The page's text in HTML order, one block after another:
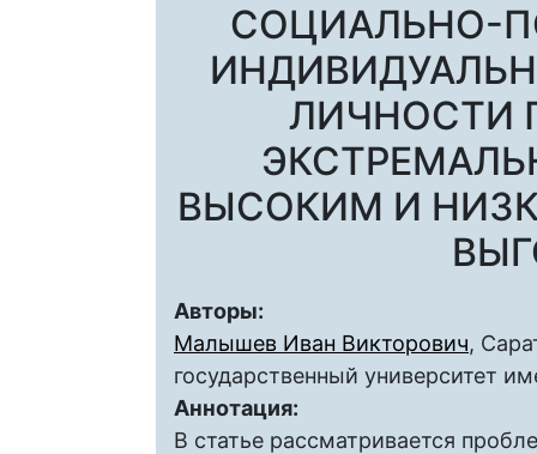
СОЦИАЛЬНО-
ЛИЧНОСТИ
ВЫСОКИМ И
Авторы:
Малышев Иван Викторович,
государственный университет
Аннотация:
В статье рассматривается